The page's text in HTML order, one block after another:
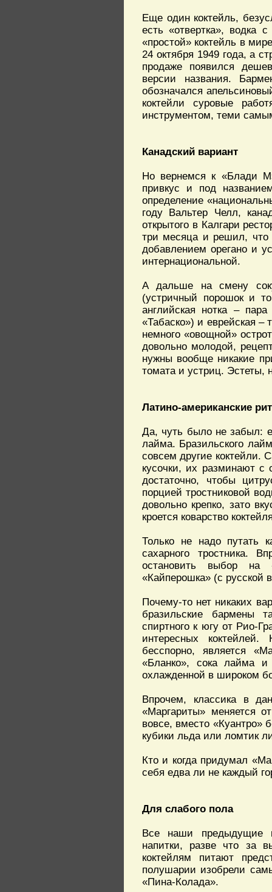
Еще один коктейль,
есть «отвертка»,
«простой» коктейль в
24 октября 1949 года, а
продаже появился
версии названия.
обозначался
коктейли суровые
инструментом, теми
Канадский вариант
Но вернемся к «Блади
привкус и под
определение
году Вальтер Челл,
открытого в Калгари
три месяца и решил, что
добавлением орегано и
интернациональной.
А дальше на смену
(устричный порошок и
английская нотка –
«Табаско») и еврейская –
немного «овощной»
довольно молодой,
нужны вообще никакие
томата и устриц. Эстеты,
Латино-американские
Да, чуть было не забыл:
лайма. Бразильского
совсем другие коктейли.
кусочки, их разминают с
достаточно, чтобы
порцией тростниковой
довольно крепко, зато
кроется коварство
Только не надо путать
сахарного тростника.
остановить выбор на
«Кайперошка» (с
Почему-то нет никаких
бразильские бармены
спиртного к югу от Рио-
интересных
бесспорно, является
«Бланко», сока лайма и
охлажденной в широком
Впрочем, классика в
«Маргариты» меняется
вовсе, вместо «Куантро»
кубики льда или ломтик
Кто и когда придумал
себя едва ли не каждый
Для слабого пола
Все наши предыдущие
напитки, разве что за
коктейлям питают
полушарии изобрели
«Пина-Колада».